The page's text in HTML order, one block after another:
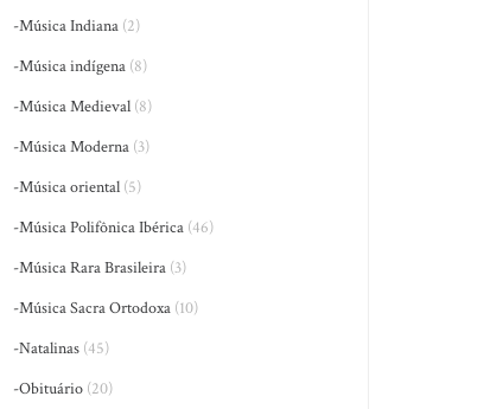
-Música Indiana (2)
-Música indígena (8)
-Música Medieval (8)
-Música Moderna (3)
-Música oriental (5)
-Música Polifônica Ibérica (46)
-Música Rara Brasileira (3)
-Música Sacra Ortodoxa (10)
-Natalinas (45)
-Obituário (20)